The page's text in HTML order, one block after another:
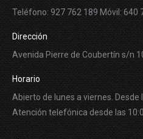
Teléfono: 927 762 189 Móvil: 640
Dirección
Avenida Pierre de Coubertín s/n
Horario
Abierto de lunes a viernes. Desde
Atención telefónica desde las